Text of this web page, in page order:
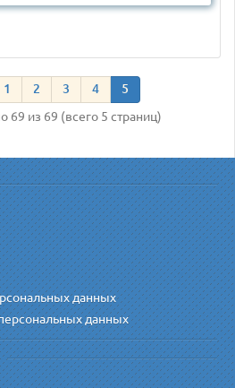
1 2 3 4
5
69 из 69 (всего 5 страниц)
данных
данных